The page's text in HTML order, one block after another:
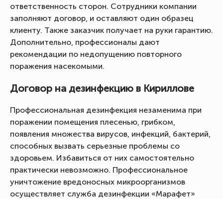
ответственность сторон. Сотрудники компании
заполняют договор, и оставляют один образец
клиенту. Также заказчик получает на руки гарантию.
Дополнительно, профессионалы дают
рекомендации по недопущению повторного
поражения насекомыми.
Договор на дезинфекцию в Кириллове
Профессиональная дезинфекция незаменима при
поражении помещения плесенью, грибком,
появления множества вирусов, инфекций, бактерий,
способных вызвать серьезные проблемы со
здоровьем. Избавиться от них самостоятельно
практически невозможно. Профессиональное
уничтожение вредоносных микроорганизмов
осуществляет служба дезинфекции «Марафет»